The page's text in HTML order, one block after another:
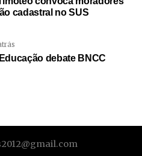
cadastral no SUS
debate BNCC